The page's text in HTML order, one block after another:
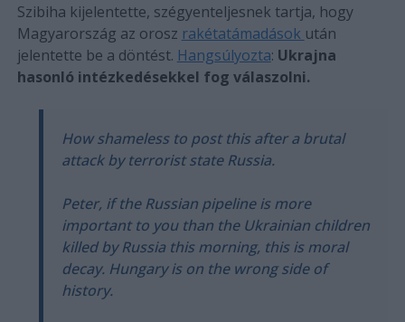
Szibiha kijelentette, szégyenteljesnek tartja, hogy
Magyarország az orosz rakétatámadások után
jelentette be a döntést. Hangsúlyozta: Ukrajna
hasonló intézkedésekkel fog válaszolni.
How shameless to post this after a brutal
attack by terrorist state Russia.
Peter, if the Russian pipeline is more
important to you than the Ukrainian children
killed by Russia this morning, this is moral
decay. Hungary is on the wrong side of
history.